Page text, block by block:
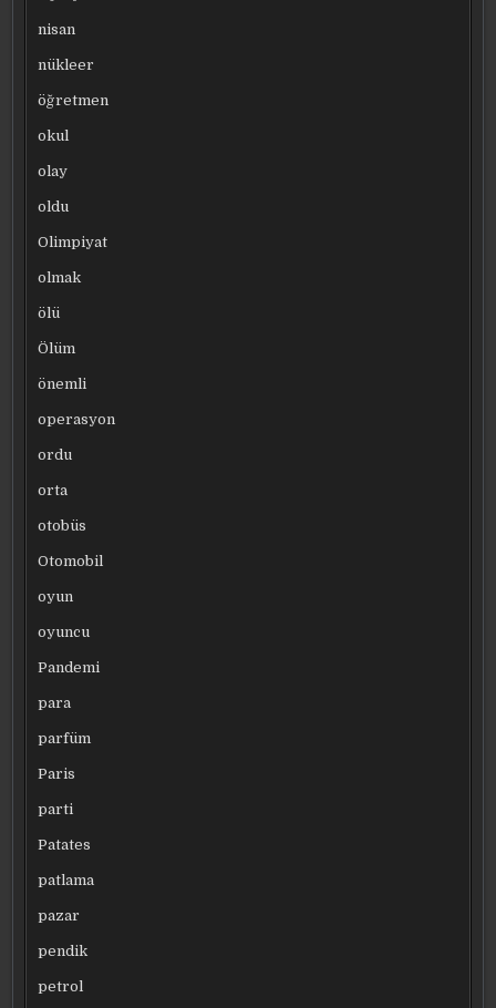
nisan
nükleer
öğretmen
okul
olay
oldu
Olimpiyat
olmak
ölü
Ölüm
önemli
operasyon
ordu
orta
otobüs
Otomobil
oyun
oyuncu
Pandemi
para
parfüm
Paris
parti
Patates
patlama
pazar
pendik
petrol